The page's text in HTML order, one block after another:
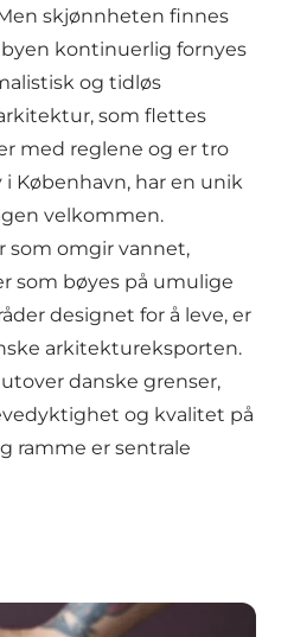
skjønnheten finnes
kontinuerlig fornyes
og tidløs
som flettes
med reglene og er tro
København, har en unik
velkommen.
som omgir vannet,
som bøyes på umulige
designet for å leve, er
arkitektureksporten.
danske grenser,
og kvalitet på
ramme er sentrale